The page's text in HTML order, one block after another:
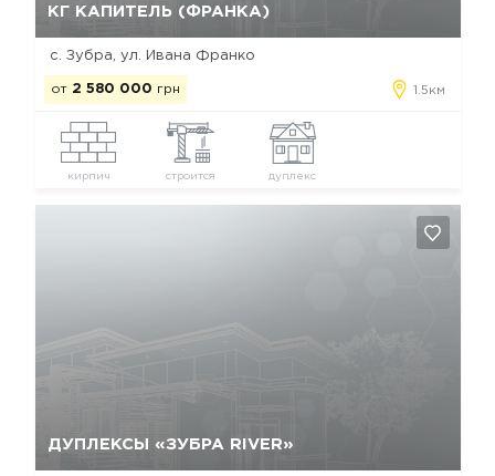
КГ КАПИТЕЛЬ (ФРАНКА)
с. Зубра, ул. Ивана Франко
от 2 580 000 грн 1.5км
кирпич строится дуплекс
ДУПЛЕКСЫ «ЗУБРА RIVER»